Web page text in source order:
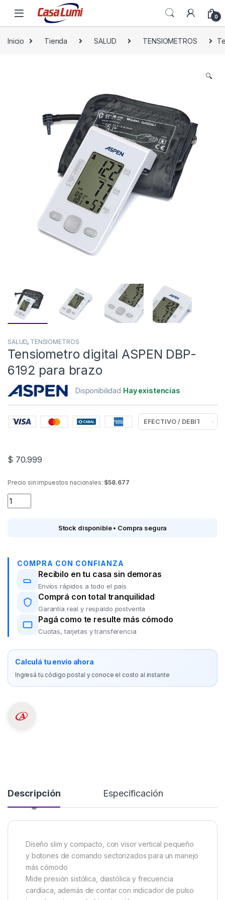
0
Inicio Tienda SALUD TENSIOMETROS
🔍
SALUD, TENSIOMETROS
Tensiometro digital ASPEN DBP-
6192 para brazo
Disponibilidad Hay existencias
$ 70.999
Precio sin impuestos nacionales: $58.677
Tensiometro digital ASPEN DBP-6192 para brazo quantity
Stock disponible • Compra segura
COMPRA CON CONFIANZA
Recibilo en tu casa sin demoras
Envíos rápidos a todo el país
Comprá con total tranquilidad
Garantía real y respaldo postventa
Pagá como te resulte más cómodo
Cuotas, tarjetas y transferencia
Calculá tu envío ahora
Ingresá tu código postal y conoce el costo al instante
Descripción Especificación
Diseño slim y compacto, con visor vertical pequeño
y botones de comando sectorizados para un manejo
más cómodo
Mide presión sistólica, diastólica y frecuencia
cardíaca, además de contar con indicador de pulso